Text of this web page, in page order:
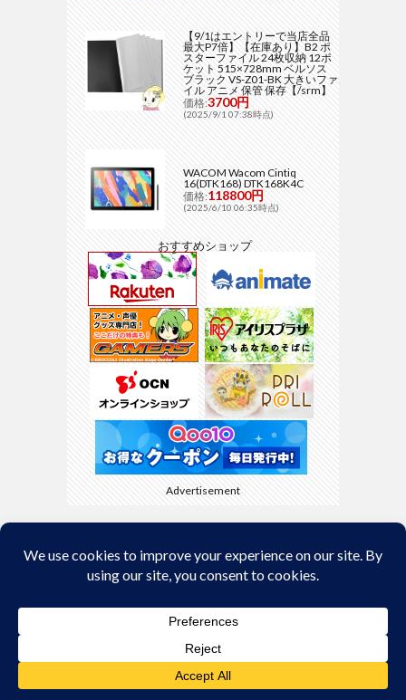
【9/1はエントリーで当店全品
最大P7倍】【在庫あり】B2 ポ
スターファイル 24枚収納 12ポ
ケット 515×728mm ベルソス
ブラック VS-Z01-BK 大きいファ
イル アニメ 保管 保存【/srm】
価格:3700円
(2025/9/1 07:38時点)
WACOM Wacom Cintiq
16(DTK168) DTK168K4C
価格:118800円
(2025/6/10 06:35時点)
おすすめショップ
Advertisement
Back to Top
© Copyright 2026kyamaBlog